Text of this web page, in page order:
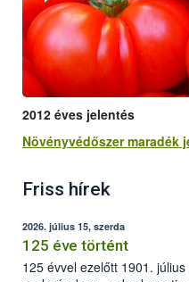
2012 éves jelentés
Növényvédőszer maradék
Friss hírek
2026. július 15, szerda
125 éve történt
125 évvel ezelőtt 1901.